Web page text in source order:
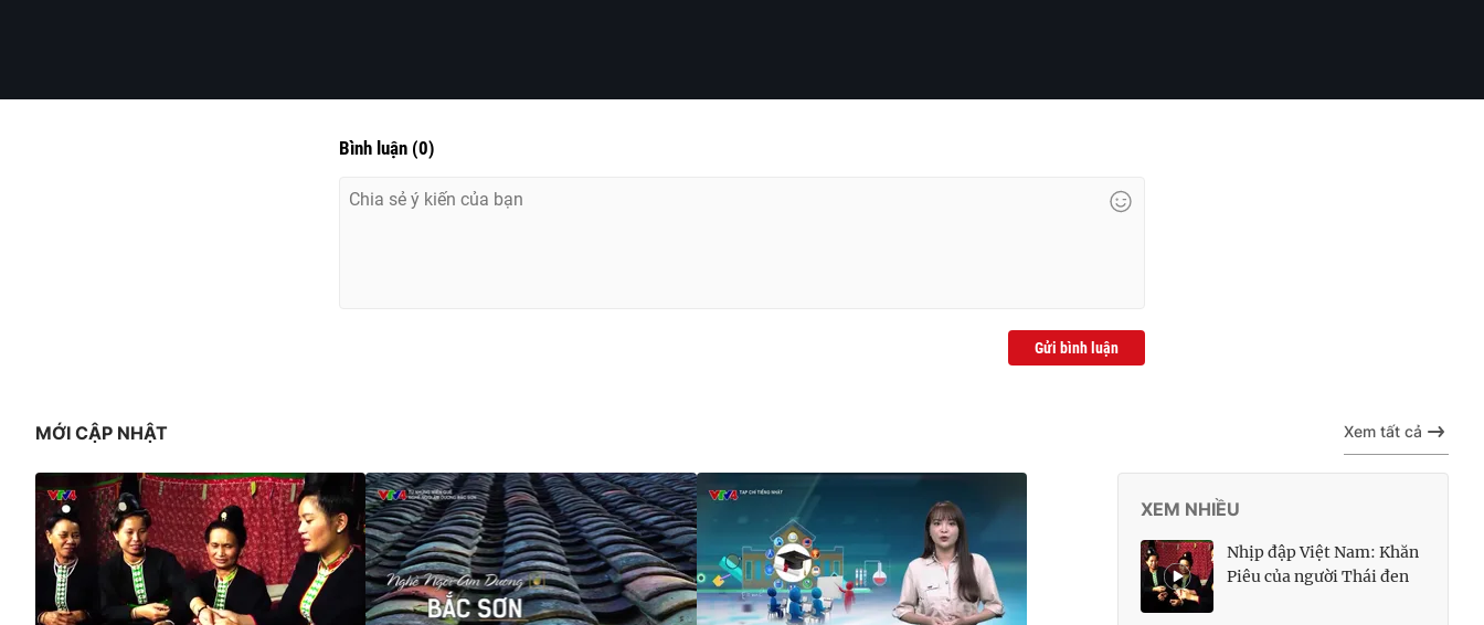
Bình luận (0)
Gửi bình luận
MỚI CẬP NHẬT Xem tất cả
XEM NHIỀU
Nhịp đập Việt Nam: Khăn
Piêu của người Thái đen